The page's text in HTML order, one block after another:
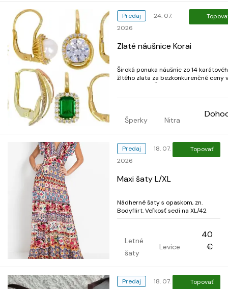
Predaj
24. 07.
2026
Zlaté náušnice Korai
Široká ponuka náušníc zo 14
žltého zlata za bezkonkurenčné ceny
náušnice kruhy, zlaté náušnice
zirkónmi rôznych tvarov a vzorov, z...
Šperky Nitra
Predaj
18. 07.
2026
Topovať
Maxi šaty L/XL
Nádherné šaty s opaskom, zn.
Bodyflirt. Veľkosť sedí na XL/42
Letné
šaty
Levice
40
€
Predaj 18. 07. Topovať